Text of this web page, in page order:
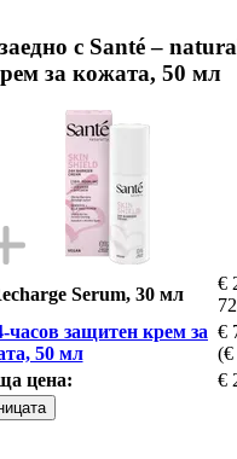
с Santé –
за кожата, 50 мл
Serum, 30 мл
€
часов защитен крем за
50 мл
€
(€
цена:
€